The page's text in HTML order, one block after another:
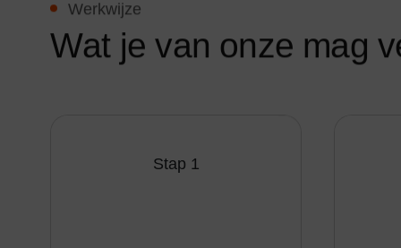
Werkwijze
Wat je van onze mag v
Stap 1